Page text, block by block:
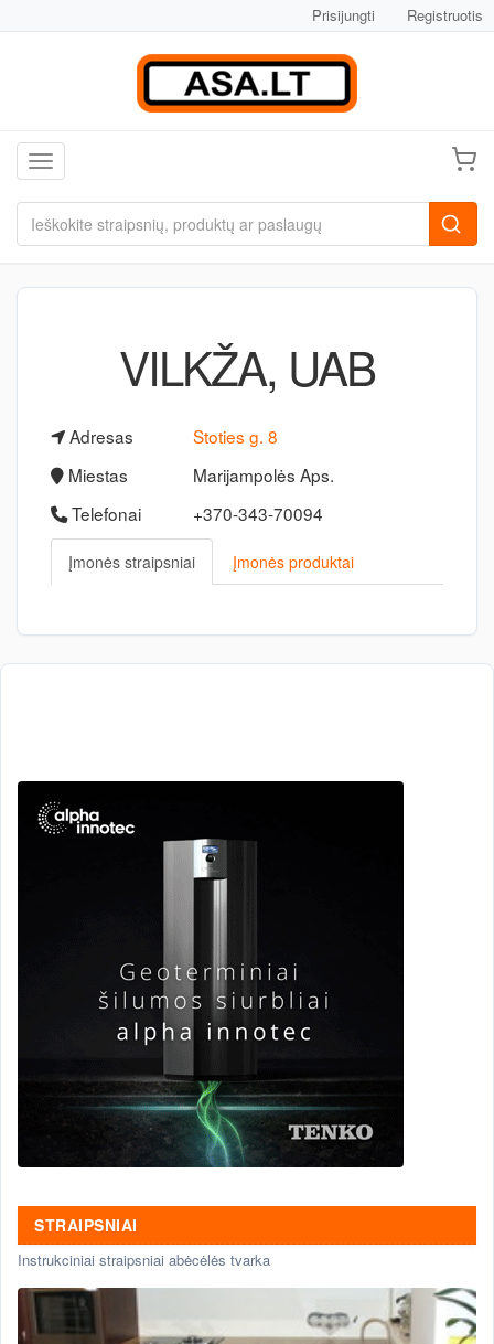
Prisijungti Registruotis
Toggle navigation
VILKŽA, UAB
Adresas
Stoties g. 8
Miestas
Marijampolės Aps.
Telefonai
+370-343-70094
Įmonės straipsniai Įmonės produktai
STRAIPSNIAI
Instrukciniai straipsniai abėcėlės tvarka